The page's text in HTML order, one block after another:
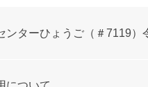
ンターひょうご（＃7119